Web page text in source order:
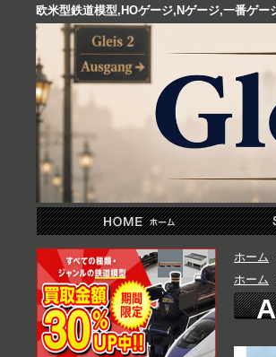
欧米型鉄道模型,HOゲージ,Nゲージ,一番ゲ
ホーム
ホーム